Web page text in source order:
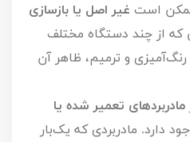
است غیر اصل یا بازسازی
که از چند دستگاه مختلف
و ترمیم، ظاهر آن
مادربردهای تعمیر شده یا
دارد. مادربردی که یک‌بار